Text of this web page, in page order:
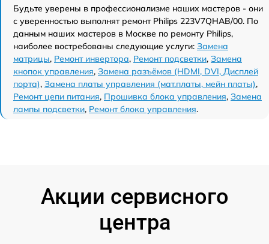
Будьте уверены в профессионализме наших мастеров - они
с уверенностью выполнят ремонт Philips 223V7QHAB/00. По
данным наших мастеров в Москве по ремонту Philips,
наиболее востребованы следующие услуги: Замена
матрицы, Ремонт инвертора, Ремонт подсветки, Замена
кнопок управления, Замена разъёмов (HDMI, DVI, Дисплей
порта), Замена платы управления (мат.платы, мейн платы),
Ремонт цепи питания, Прошивка блока управления, Замена
лампы подсветки, Ремонт блока управления.
Акции сервисного
центра